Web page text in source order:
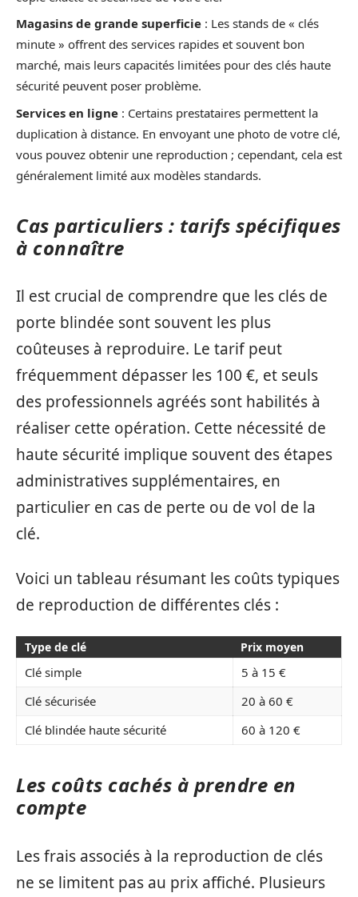
Magasins de grande superficie : Les stands de « clés
minute » offrent des services rapides et souvent bon
marché, mais leurs capacités limitées pour des clés haute
sécurité peuvent poser problème.
Services en ligne : Certains prestataires permettent la
duplication à distance. En envoyant une photo de votre clé,
vous pouvez obtenir une reproduction ; cependant, cela est
généralement limité aux modèles standards.
Cas particuliers : tarifs spécifiques
à connaître
Il est crucial de comprendre que les clés de
porte blindée sont souvent les plus
coûteuses à reproduire. Le tarif peut
fréquemment dépasser les 100 €, et seuls
des professionnels agréés sont habilités à
réaliser cette opération. Cette nécessité de
haute sécurité implique souvent des étapes
administratives supplémentaires, en
particulier en cas de perte ou de vol de la
clé.
Voici un tableau résumant les coûts typiques
de reproduction de différentes clés :
Type de clé Prix moyen
Clé simple
5 à 15 €
Clé sécurisée
20 à 60 €
Clé blindée haute sécurité
60 à 120 €
Les coûts cachés à prendre en
compte
Les frais associés à la reproduction de clés
ne se limitent pas au prix affiché. Plusieurs